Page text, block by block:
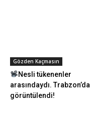
Gözden Kaçmasın
Nesli tükenenler
arasındaydı. Trabzon’da
görüntülendi!